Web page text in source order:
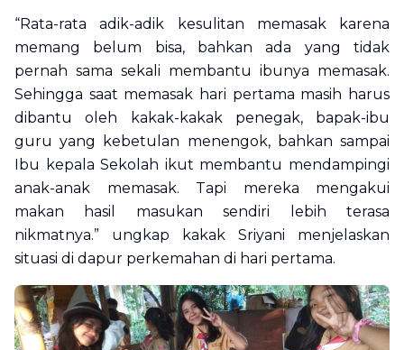
“Rata-rata adik-adik kesulitan memasak karena
memang belum bisa, bahkan ada yang tidak
pernah sama sekali membantu ibunya memasak.
Sehingga saat memasak hari pertama masih harus
dibantu oleh kakak-kakak penegak, bapak-ibu
guru yang kebetulan menengok, bahkan sampai
Ibu kepala Sekolah ikut membantu mendampingi
anak-anak memasak. Tapi mereka mengakui
makan hasil masukan sendiri lebih terasa
nikmatnya.” ungkap kakak Sriyani menjelaskan
situasi di dapur perkemahan di hari pertama.